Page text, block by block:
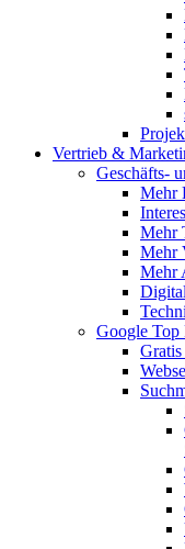
Vertrieb &
Geschäfts-
Mehr
Mehr
Mehr
Mehr
Google Top